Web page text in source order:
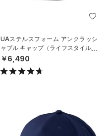
UAステルスフォーム アンクラッシ
ャブル キャップ（ライフスタイル/U
NISEX）
￥6,490